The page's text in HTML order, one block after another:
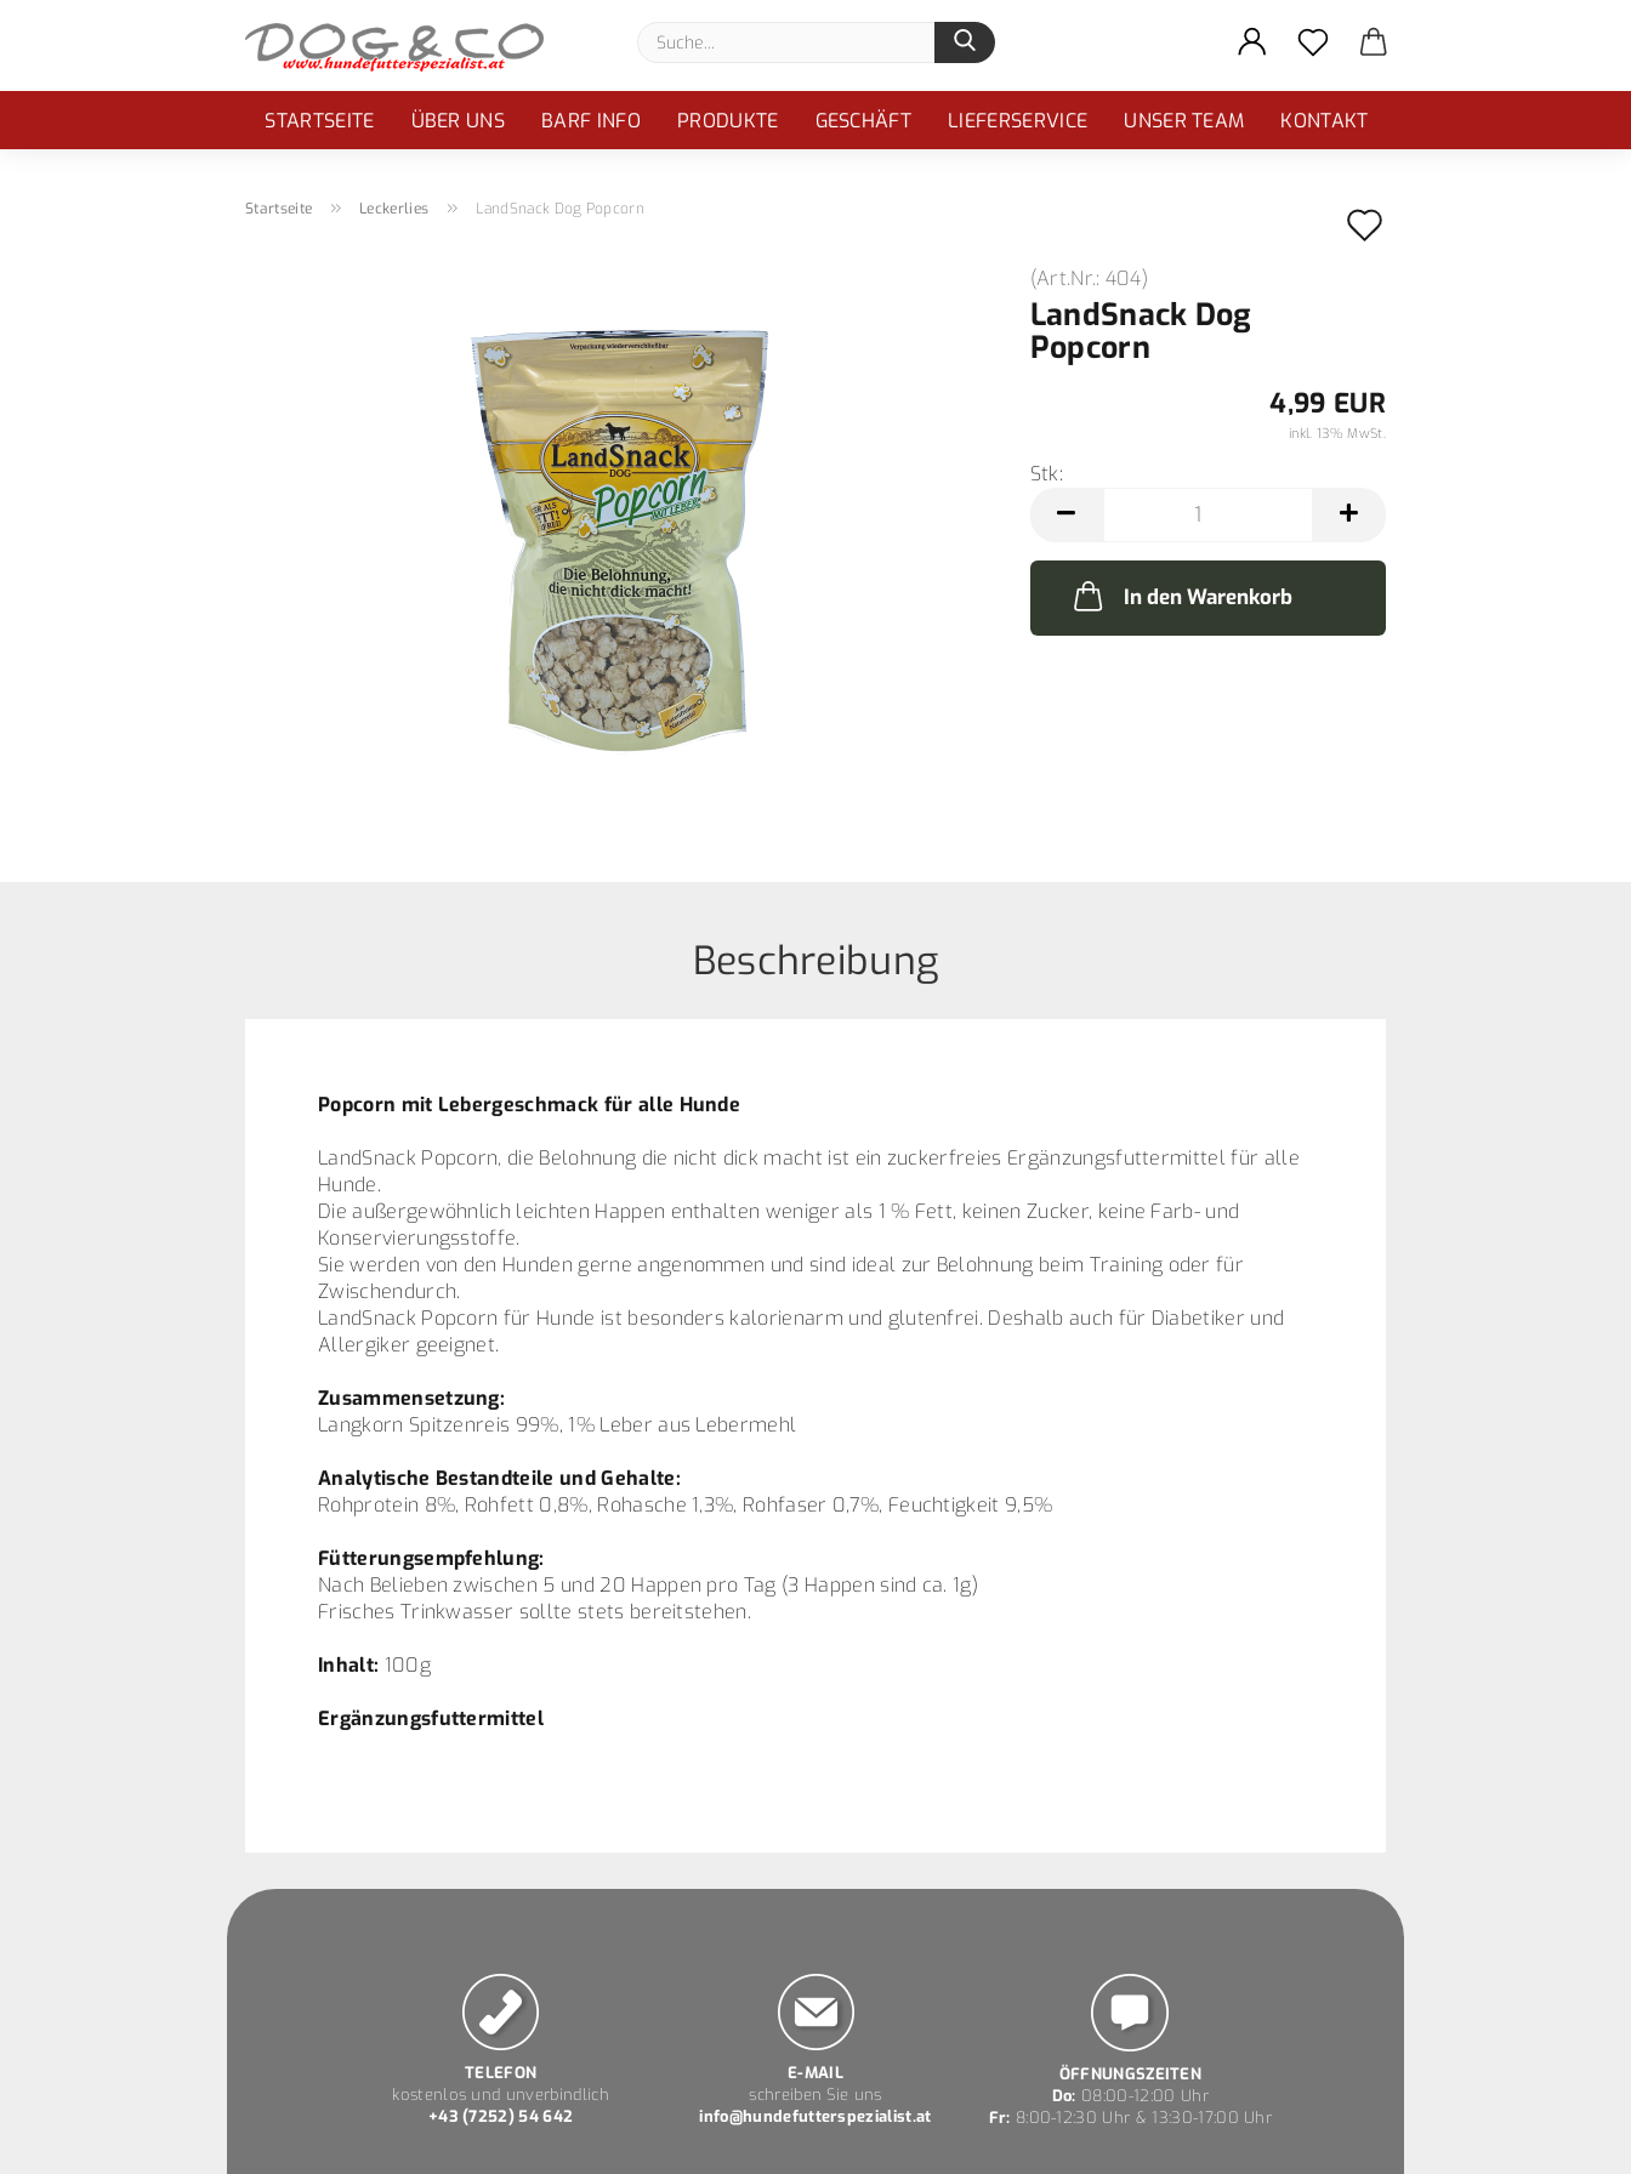
Suche...
STARTSEITE ÜBER UNS BARF INFO PRODUKTE GESCHÄFT LIEFERSERVICE UNSER TEAM KONTAKT
Startseite » Leckerlies » LandSnack Dog Popcorn
(Art.Nr.: 404)
LandSnack Dog
Popcorn
4,99 EUR
inkl. 13% MwSt.
Stk:
Stk
In den Warenkorb
Beschreibung
Popcorn mit Lebergeschmack für alle Hunde
LandSnack Popcorn, die Belohnung die nicht dick macht ist ein zuckerfreies Ergänzungsfuttermittel für alle
Hunde.
Die außergewöhnlich leichten Happen enthalten weniger als 1 % Fett, keinen Zucker, keine Farb- und
Konservierungsstoffe.
Sie werden von den Hunden gerne angenommen und sind ideal zur Belohnung beim Training oder für
Zwischendurch.
LandSnack Popcorn für Hunde ist besonders kalorienarm und glutenfrei. Deshalb auch für Diabetiker und
Allergiker geeignet.
Zusammensetzung:
Langkorn Spitzenreis 99%, 1% Leber aus Lebermehl
Analytische Bestandteile und Gehalte:
Rohprotein 8%, Rohfett 0,8%, Rohasche 1,3%, Rohfaser 0,7%, Feuchtigkeit 9,5%
Fütterungsempfehlung:
Nach Belieben zwischen 5 und 20 Happen pro Tag (3 Happen sind ca. 1g)
Frisches Trinkwasser sollte stets bereitstehen.
Inhalt: 100g
Ergänzungsfuttermittel
TELEFON
kostenlos und unverbindlich
+43 (7252) 54 642
E-MAIL
schreiben Sie uns
info@hundefutterspezialist.at
ÖFFNUNGSZEITEN
Do: 08:00-12:00 Uhr
Fr: 8:00-12:30 Uhr & 13:30-17:00 Uhr